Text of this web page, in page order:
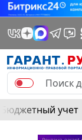
Бюджетный учет